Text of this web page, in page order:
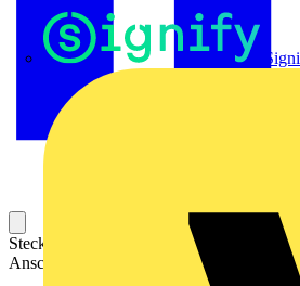
Steckbarer Leiterplatten-Anschluss mit
Anschlusstechnologie für eine sichere